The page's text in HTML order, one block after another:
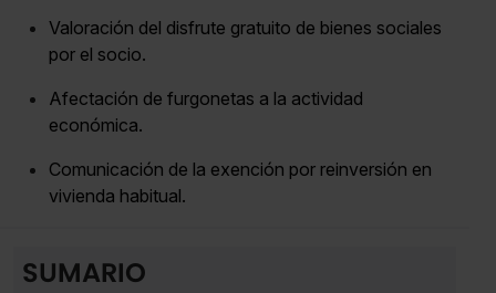
Valoración del disfrute gratuito de bienes sociales
por el socio.
Afectación de furgonetas a la actividad
económica.
Comunicación de la exención por reinversión en
vivienda habitual.
SUMARIO